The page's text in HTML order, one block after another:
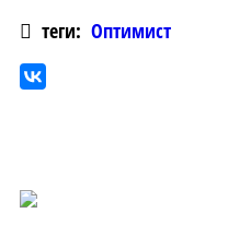
теги: Оптимист